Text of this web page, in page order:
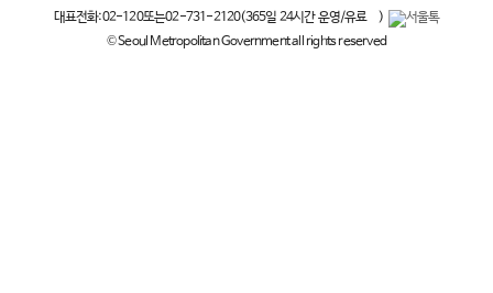
대표전화:02-120또는02-731-2120(365일 24시간 운영/유료
)
© Seoul Metropolitan Government all rights reserved